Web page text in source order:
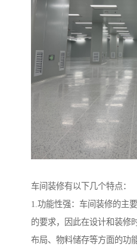
车间装修有以下几个特点：
1.功能性强：车间装修的主
的要求，因此在设计和装修
布局、物料储存等方面的功